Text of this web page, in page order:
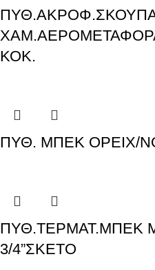
ΚΟΚ.
ΠΥΘ. ΜΠΕΚ ΟΡΕΙΧ/
ΠΥΘ.ΤΕΡΜΑΤ.ΜΠΕΚ
3/4”ΣΚΕΤΟ